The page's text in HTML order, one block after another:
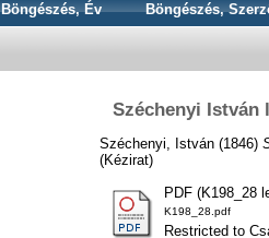
Böngészés, Év Böngészés,
Széchenyi István
Széchenyi, István (1846)
(Kézirat)
PDF (K198_28
K198_28.pdf
Restricted to